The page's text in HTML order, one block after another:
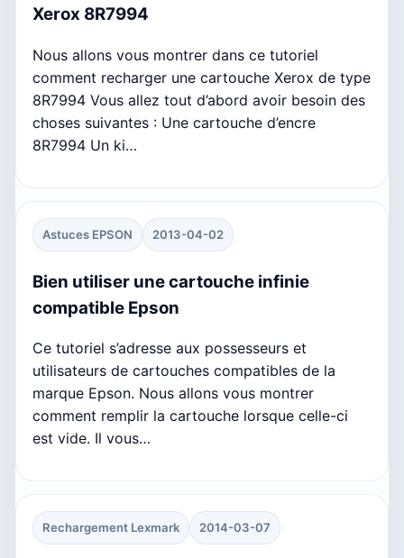
Xerox 8R7994
Nous allons vous montrer dans ce tutoriel
comment recharger une cartouche Xerox de type
8R7994 Vous allez tout d’abord avoir besoin des
choses suivantes : Une cartouche d’encre
8R7994 Un ki…
Astuces EPSON 2013-04-02
Bien utiliser une cartouche infinie
compatible Epson
Ce tutoriel s’adresse aux possesseurs et
utilisateurs de cartouches compatibles de la
marque Epson. Nous allons vous montrer
comment remplir la cartouche lorsque celle-ci
est vide. Il vous…
Rechargement Lexmark 2014-03-07